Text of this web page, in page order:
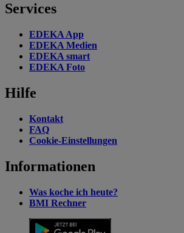
Services
EDEKA App
EDEKA Medien
EDEKA smart
EDEKA Foto
Hilfe
Kontakt
FAQ
Cookie-Einstellungen
Informationen
Was koche ich heute?
BMI Rechner